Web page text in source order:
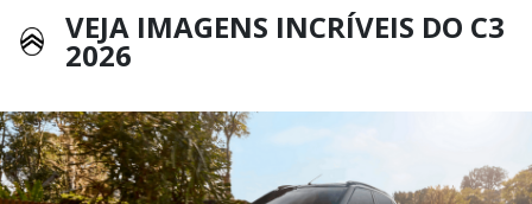
VEJA IMAGENS INCRÍVEIS DO C3
2026